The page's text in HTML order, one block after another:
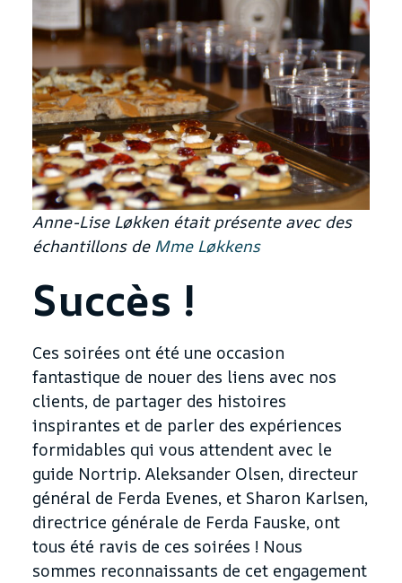
Anne-Lise Løkken était présente avec des
échantillons de Mme Løkkens
Succès !
Ces soirées ont été une occasion
fantastique de nouer des liens avec nos
clients, de partager des histoires
inspirantes et de parler des expériences
formidables qui vous attendent avec le
guide Nortrip. Aleksander Olsen, directeur
général de Ferda Evenes, et Sharon Karlsen,
directrice générale de Ferda Fauske, ont
tous été ravis de ces soirées ! Nous
sommes reconnaissants de cet engagement